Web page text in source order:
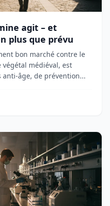
agit – et
plus que prévu
bon marché contre le
médiéval, est
âge, de prévention...